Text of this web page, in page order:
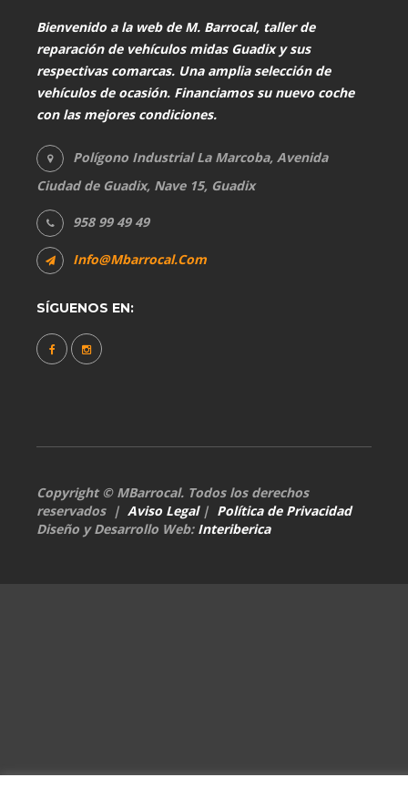
Bienvenido a la web de M. Barrocal, taller de
reparación de vehículos midas Guadix y sus
respectivas comarcas. Una amplia selección de
vehículos de ocasión. Financiamos su nuevo coche
con las mejores condiciones.
Polígono Industrial La Marcoba, Avenida
Ciudad de Guadix, Nave 15, Guadix
958 99 49 49
Info@mbarrocal.com
SÍGUENOS EN:
Copyright © MBarrocal. Todos los derechos
reservados | Aviso Legal| Política de Privacidad
Diseño y Desarrollo Web: Interiberica